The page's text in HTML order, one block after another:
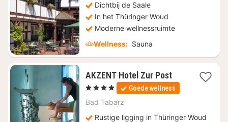
Dichtbij de Saale
In het Thüringer Woud
Moderne wellnessruimte
Wellness: Sauna
AKZENT Hotel Zur Post1
nacht
vanaf
, 4 Sterren Goede wellness
Bad Tabarz
Rustige ligging in Thüringer Woud